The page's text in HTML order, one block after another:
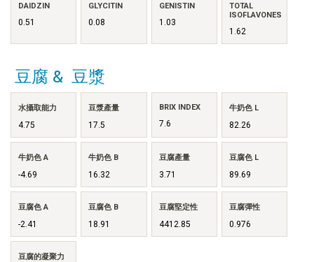
DAIDZIN
0.51
GLYCITIN
0.08
GENISTIN
1.03
TOTAL
ISOFLAVONES
1.62
豆腐 & 豆漿
水攝取能力
4.75
豆漿產量
17.5
BRIX INDEX
7.6
牛奶色 L
82.26
牛奶色 A
-4.69
牛奶色 B
16.32
豆腐產量
3.71
豆腐色 L
89.69
豆腐色 A
-2.41
豆腐色 B
18.91
豆腐堅定性
4412.85
豆腐彈性
0.976
豆腐的凝聚力